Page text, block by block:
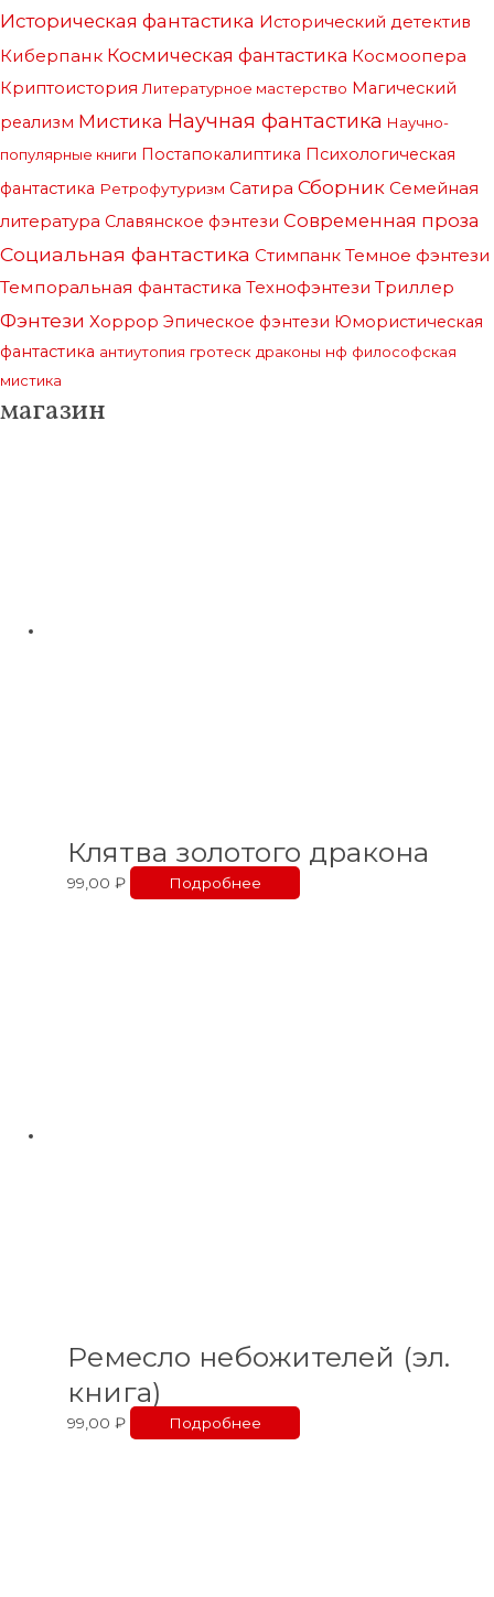
Историческая фантастика Исторический детектив
Киберпанк Космическая фантастика Космоопера
Криптоистория Литературное мастерство Магический
реализм Мистика Научная фантастика Научно-
популярные книги Постапокалиптика Психологическая
фантастика Ретрофутуризм Сатира Сборник Семейная
литература Славянское фэнтези Современная проза
Социальная фантастика Стимпанк Темное фэнтези
Темпоральная фантастика Технофэнтези Триллер
Фэнтези Хоррор Эпическое фэнтези Юмористическая
фантастика антиутопия гротеск драконы нф философская
мистика
магазин
Клятва золотого дракона
99,00₽ Подробнее
Ремесло небожителей (эл.
книга)
99,00₽ Подробнее